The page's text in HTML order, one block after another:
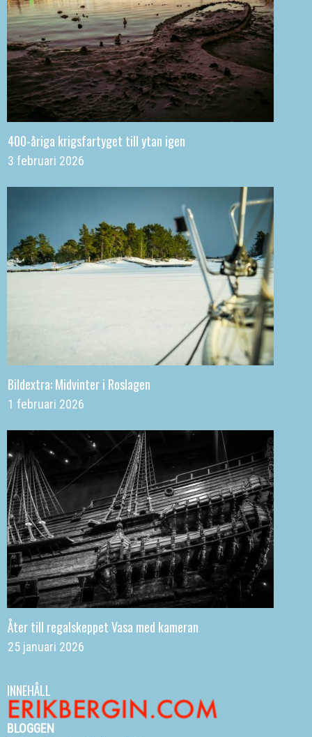
400-åriga krigsfartyget till ytan igen
3 februari 2026
Bildextra: Midvinter i Roslagen
1 februari 2026
Åter till regalskeppet Vasa med kameran
25 januari 2026
INNEHÅLL
BLOGGEN